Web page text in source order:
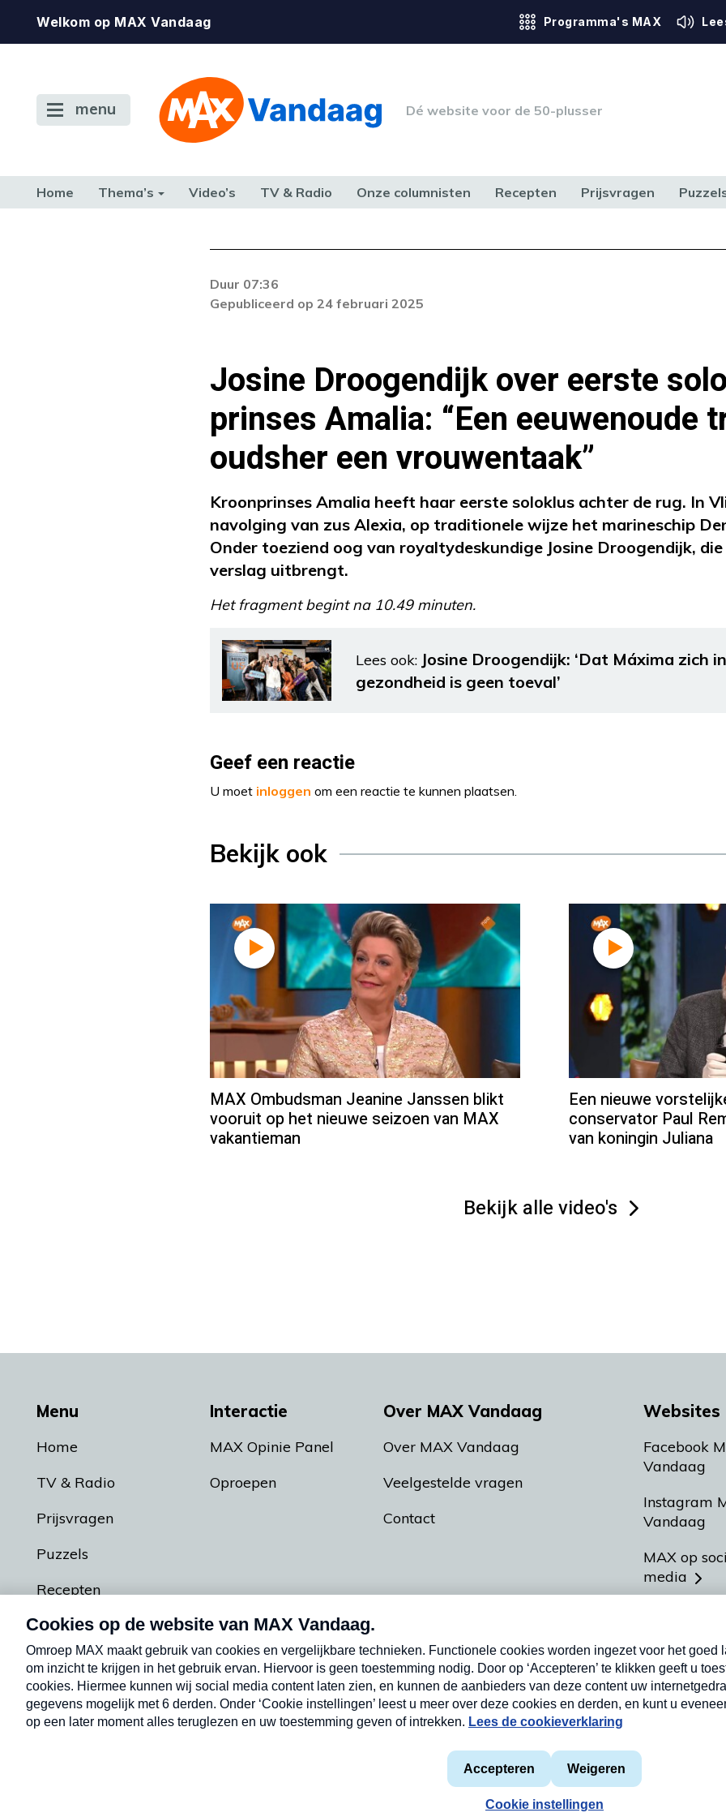
Welkom op MAX Vandaag Programma's MAX
menu Dé website voor de 50-plusser
Home Thema’s Video’s TV & Radio Onze columnisten Recepten Prijsvragen
Er is een licentie-fout opgetreden. Als het probleem
zich blijft voordoen, neem dan contact op met onze
Duur 07:36
Gepubliceerd op 24 februari 2025
Josine Droogendijk over eerste
prinses Amalia: “Een eeuwenoude
oudsher een vrouwentaak”
Kroonprinses Amalia heeft haar eerste soloklus achter de rug. In
navolging van zus Alexia, op traditionele wijze het marineschip
Onder toeziend oog van royaltydeskundige Josine Droogendijk,
verslag uitbrengt.
Het fragment begint na 10.49 minuten.
Lees ook: Josine Droogendijk: ‘Dat Máxima zich
gezondheid is geen toeval’
Geef een reactie
U moet inloggen om een reactie te kunnen plaatsen.
Bekijk ook
MAX Ombudsman Jeanine Janssen blikt
vooruit op het nieuwe seizoen van MAX
vakantieman
Een nieuwe
conservator Paul
van koningin Juliana
Bekijk alle video's
Menu
Home
TV & Radio
Prijsvragen
Puzzels
Recepten
Podcasts
Interactie
MAX Opinie Panel
Oproepen
Over MAX Vandaag
Over MAX Vandaag
Veelgestelde vragen
Contact
Websites
Facebook
Vandaag
Instagram
Vandaag
MAX op
media
Meldpunt
Heel
Privacyverklaring
Cookieverklaring